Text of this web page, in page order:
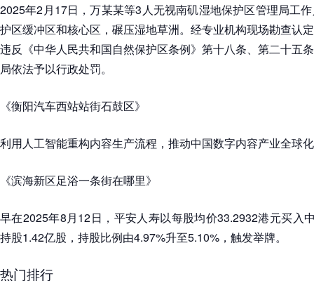
2025年2月17日，万某某等3人无视南矶湿地保护区管理局工
护区缓冲区和核心区，碾压湿地草洲。经专业机构现场勘查认
违反《中华人民共和国自然保护区条例》第十八条、第二十五
局依法予以行政处罚。
《衡阳汽车西站站街石鼓区》
利用人工智能重构内容生产流程，推动中国数字内容产业全球
《滨海新区足浴一条街在哪里》
早在2025年8月12日，平安人寿以每股均价33.2932港元买入
持股1.42亿股，持股比例由4.97%升至5.10%，触发举牌。
热门排行